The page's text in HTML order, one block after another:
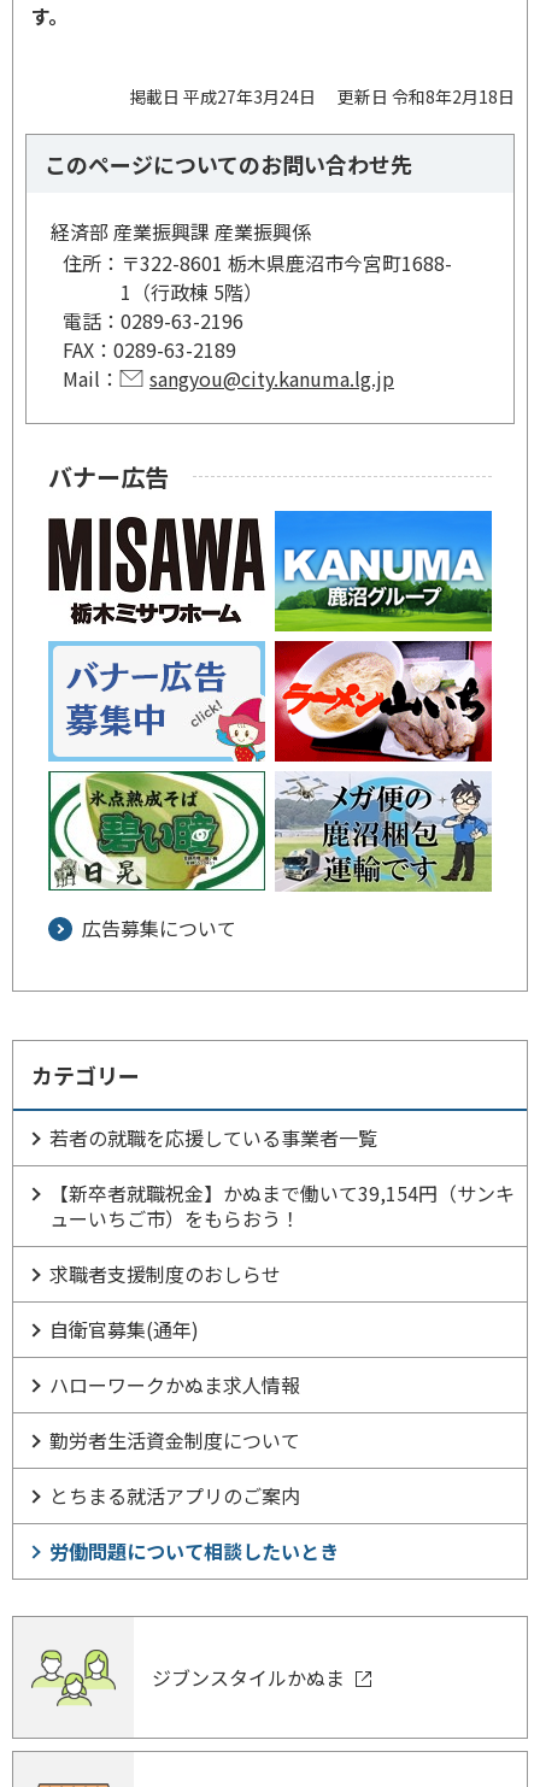
す。
掲載日 平成27年3月24日 更新日 令和8年2月18日
このページについてのお問い合わせ先
経済部 産業振興課 産業振興係
住所： 〒322-8601 栃木県鹿沼市今宮町1688-
1（行政棟 5階）
電話： 0289-63-2196
FAX： 0289-63-2189
Mail：
sangyou@city.kanuma.lg.jp
バナー広告
広告募集について
カテゴリー
若者の就職を応援している事業者一覧
【新卒者就職祝金】かぬまで働いて39,154円（サンキ
ューいちご市）をもらおう！
求職者支援制度のおしらせ
自衛官募集(通年)
ハローワークかぬま求人情報
勤労者生活資金制度について
とちまる就活アプリのご案内
労働問題について相談したいとき
ジブンスタイルかぬま